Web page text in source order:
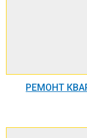
РЕМОНТ